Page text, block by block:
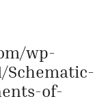
wp-
Schematic-
of-